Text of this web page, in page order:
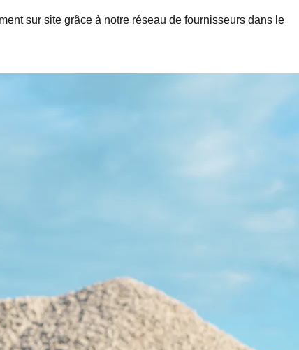
sur site grâce à notre réseau de fournisseurs dans le